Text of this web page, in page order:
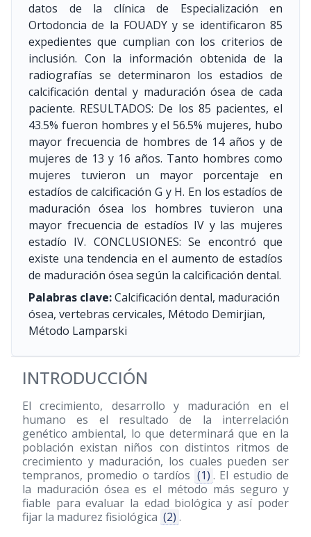
datos de la clínica de Especialización en
Ortodoncia de la FOUADY y se identificaron 85
expedientes que cumplian con los criterios de
inclusión. Con la información obtenida de la
radiografías se determinaron los estadios de
calcificación dental y maduración ósea de cada
paciente. RESULTADOS: De los 85 pacientes, el
43.5% fueron hombres y el 56.5% mujeres, hubo
mayor frecuencia de hombres de 14 años y de
mujeres de 13 y 16 años. Tanto hombres como
mujeres tuvieron un mayor porcentaje en
estadíos de calcificación G y H. En los estadíos de
maduración ósea los hombres tuvieron una
mayor frecuencia de estadíos IV y las mujeres
estadío IV. CONCLUSIONES: Se encontró que
existe una tendencia en el aumento de estadíos
de maduración ósea según la calcificación dental.
Palabras clave:Calcificación dental, maduración
ósea, vertebras cervicales, Método Demirjian,
Método Lamparski
INTRODUCCIÓN
El crecimiento, desarrollo y maduración en el
humano es el resultado de la interrelación
genético ambiental, lo que determinará que en la
población existan niños con distintos ritmos de
crecimiento y maduración, los cuales pueden ser
tempranos, promedio o tardíos (1) . El estudio de
la maduración ósea es el método más seguro y
fiable para evaluar la edad biológica y así poder
fijar la madurez fisiológica (2) .